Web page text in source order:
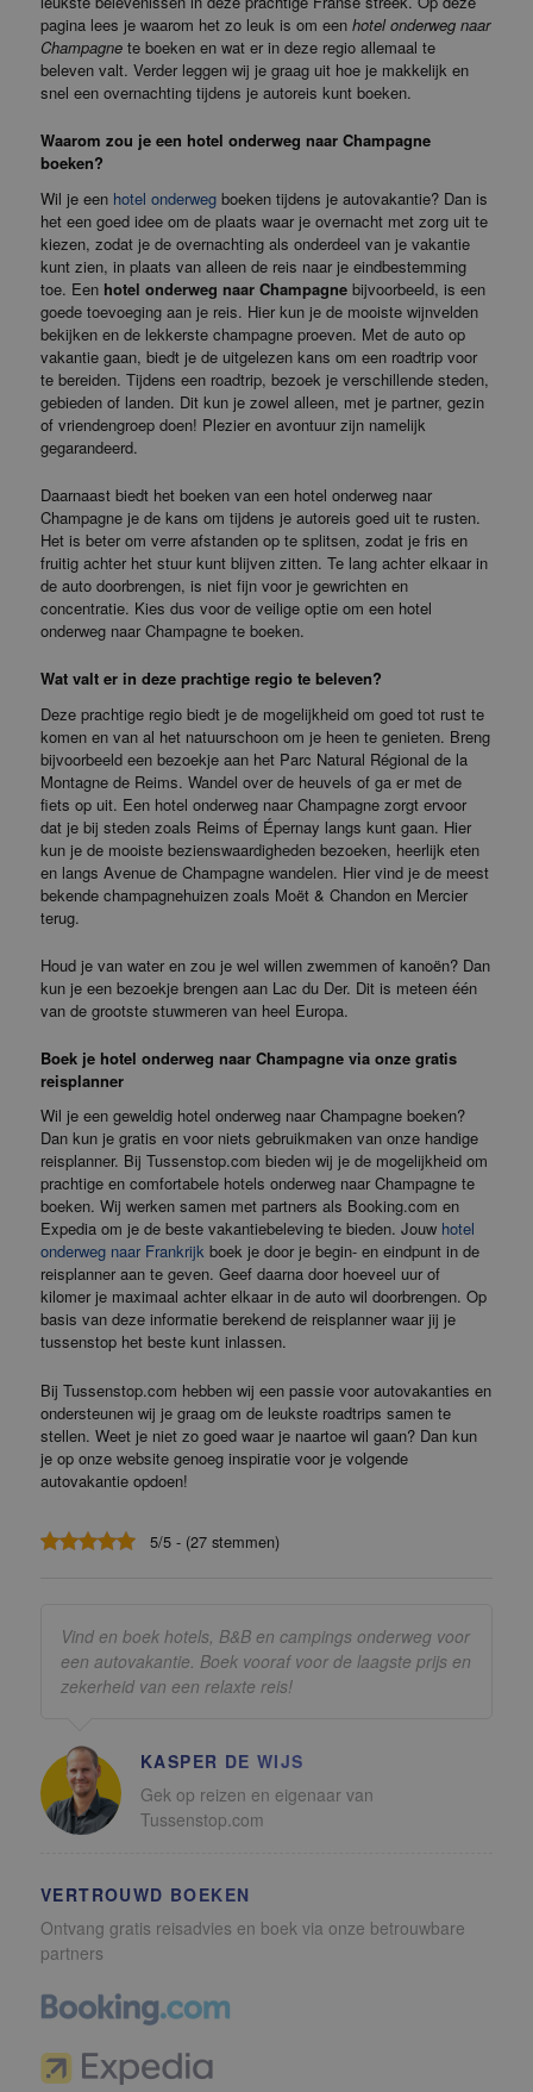
pagina lees je waarom het zo leuk is om eenhotel onderweg naar
Champagne te boeken en wat er in deze regio allemaal te
beleven valt. Verder leggen wij je graag uit hoe je makkelijk en
snel een overnachting tijdens je autoreis kunt boeken.
Waarom zou je een hotel onderweg naar Champagne
boeken?
Wil je een hotel onderweg boeken tijdens je autovakantie? Dan is
het een goed idee om de plaats waar je overnacht met zorg uit te
kiezen, zodat je de overnachting als onderdeel van je vakantie
kunt zien, in plaats van alleen de reis naar je eindbestemming
toe. Een hotel onderweg naar Champagne bijvoorbeeld, is een
goede toevoeging aan je reis. Hier kun je de mooiste wijnvelden
bekijken en de lekkerste champagne proeven. Met de auto op
vakantie gaan, biedt je de uitgelezen kans om een roadtrip voor
te bereiden. Tijdens een roadtrip, bezoek je verschillende steden,
gebieden of landen. Dit kun je zowel alleen, met je partner, gezin
of vriendengroep doen! Plezier en avontuur zijn namelijk
gegarandeerd.
Daarnaast biedt het boeken van een hotel onderweg naar
Champagne je de kans om tijdens je autoreis goed uit te rusten.
Het is beter om verre afstanden op te splitsen, zodat je fris en
fruitig achter het stuur kunt blijven zitten. Te lang achter elkaar in
de auto doorbrengen, is niet fijn voor je gewrichten en
concentratie. Kies dus voor de veilige optie om een hotel
onderweg naar Champagne te boeken.
Wat valt er in deze prachtige regio te beleven?
Deze prachtige regio biedt je de mogelijkheid om goed tot rust te
komen en van al het natuurschoon om je heen te genieten. Breng
bijvoorbeeld een bezoekje aan het Parc Natural Régional de la
Montagne de Reims. Wandel over de heuvels of ga er met de
fiets op uit. Een hotel onderweg naar Champagne zorgt ervoor
dat je bij steden zoals Reims of Épernay langs kunt gaan. Hier
kun je de mooiste bezienswaardigheden bezoeken, heerlijk eten
en langs Avenue de Champagne wandelen. Hier vind je de meest
bekende champagnehuizen zoals Moët & Chandon en Mercier
terug.
Houd je van water en zou je wel willen zwemmen of kanoën? Dan
kun je een bezoekje brengen aan Lac du Der. Dit is meteen één
van de grootste stuwmeren van heel Europa.
Boek je hotel onderweg naar Champagne via onze gratis
reisplanner
Wil je een geweldig hotel onderweg naar Champagne boeken?
Dan kun je gratis en voor niets gebruikmaken van onze handige
reisplanner. Bij Tussenstop.com bieden wij je de mogelijkheid om
prachtige en comfortabele hotels onderweg naar Champagne te
boeken. Wij werken samen met partners als Booking.com en
Expedia om je de beste vakantiebeleving te bieden. Jouw hotel
onderweg naar Frankrijk boek je door je begin- en eindpunt in de
reisplanner aan te geven. Geef daarna door hoeveel uur of
kilomer je maximaal achter elkaar in de auto wil doorbrengen. Op
basis van deze informatie berekend de reisplanner waar jij je
tussenstop het beste kunt inlassen.
Bij Tussenstop.com hebben wij een passie voor autovakanties en
ondersteunen wij je graag om de leukste roadtrips samen te
stellen. Weet je niet zo goed waar je naartoe wil gaan? Dan kun
je op onze website genoeg inspiratie voor je volgende
autovakantie opdoen!
5/5 - (27 stemmen)
Vind en boek hotels, B&B en campings onderweg voor
een autovakantie. Boek vooraf voor de laagste prijs en
zekerheid van een relaxte reis!
KASPER DE WIJS
Gek op reizen en eigenaar van
Tussenstop.com
VERTROUWD BOEKEN
Ontvang gratis reisadvies en boek via onze betrouwbare
partners